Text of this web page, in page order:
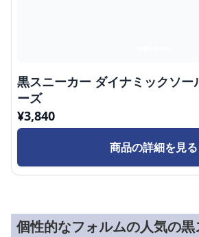
黒スニーカー ダイナミックソー
ーズ
¥3,840
商品の詳細を見る
個性的なフォルムの人気の黒